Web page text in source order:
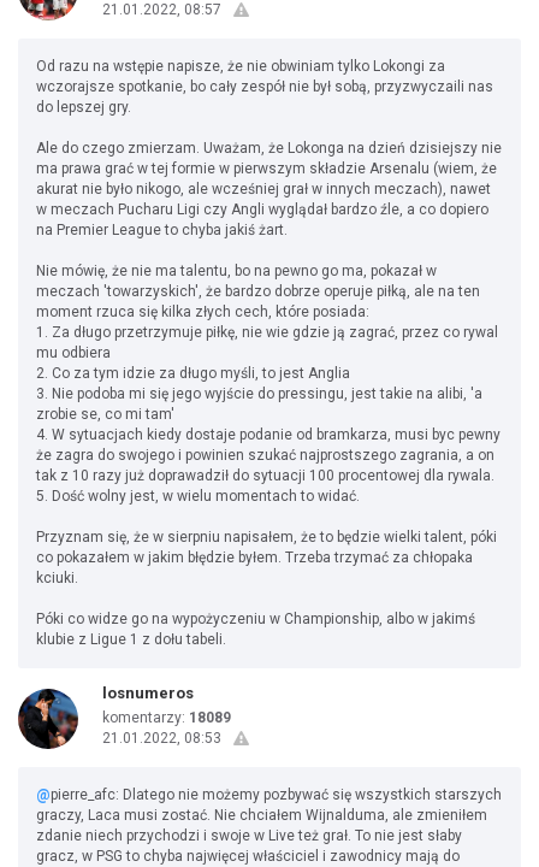
21.01.2022, 08:57
Od razu na wstępie napisze, że nie obwiniam tylko Lokongi za
wczorajsze spotkanie, bo cały zespół nie był sobą, przyzwyczaili nas
do lepszej gry.
Ale do czego zmierzam. Uważam, że Lokonga na dzień dzisiejszy nie
ma prawa grać w tej formie w pierwszym składzie Arsenalu (wiem, że
akurat nie było nikogo, ale wcześniej grał w innych meczach), nawet
w meczach Pucharu Ligi czy Angli wyglądał bardzo źle, a co dopiero
na Premier League to chyba jakiś żart.
Nie mówię, że nie ma talentu, bo na pewno go ma, pokazał w
meczach 'towarzyskich', że bardzo dobrze operuje piłką, ale na ten
moment rzuca się kilka złych cech, które posiada:
1. Za długo przetrzymuje piłkę, nie wie gdzie ją zagrać, przez co rywal
mu odbiera
2. Co za tym idzie za długo myśli, to jest Anglia
3. Nie podoba mi się jego wyjście do pressingu, jest takie na alibi, 'a
zrobie se, co mi tam'
4. W sytuacjach kiedy dostaje podanie od bramkarza, musi byc pewny
że zagra do swojego i powinien szukać najprostszego zagrania, a on
tak z 10 razy już doprawadził do sytuacji 100 procentowej dla rywala.
5. Dość wolny jest, w wielu momentach to widać.
Przyznam się, że w sierpniu napisałem, że to będzie wielki talent, póki
co pokazałem w jakim błędzie byłem. Trzeba trzymać za chłopaka
kciuki.
Póki co widze go na wypożyczeniu w Championship, albo w jakimś
klubie z Ligue 1 z dołu tabeli.
losnumeros
komentarzy: 18089
21.01.2022, 08:53
@pierre_afc: Dlatego nie możemy pozbywać się wszystkich starszych
graczy, Laca musi zostać. Nie chciałem Wijnalduma, ale zmieniłem
zdanie niech przychodzi i swoje w Live też grał. To nie jest słaby
gracz, w PSG to chyba najwięcej właściciel i zawodnicy mają do